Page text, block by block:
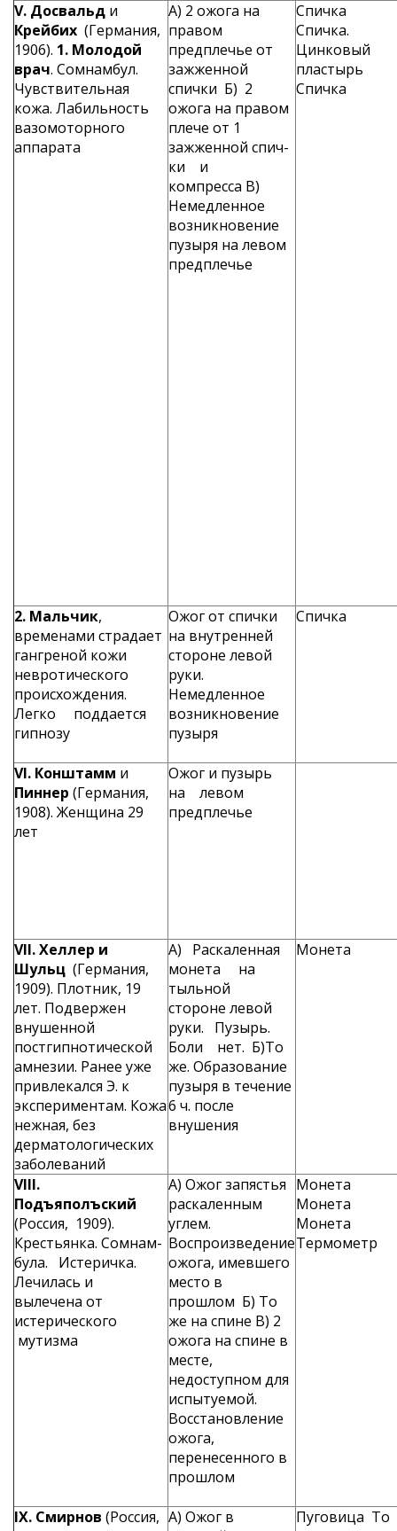
V. Досвальд и
Крейбих (Германия,
1906). 1. Молодой
врач. Сомнамбул.
Чувствительная
кожа. Лабильность
вазомоторного
аппарата
A) 2 ожога на
правом
предплечье от
заж­женной
спички Б) 2
ожога на правом
плече от 1
зажженной спич­
ки и
компресса B)
Немедлен­ное
возникнове­ние
пузыря на ле­вом
предплечье
Спичка
Спичка.
Цинковый
пластырь
Спичка
2. Мальчик,
временами страдает
гангреной кожи
невротического
происхождения.
Легко под­дается
гипнозу
Ожог от спички
на внутренней
стороне левой
руки.
Немедленное
возникновение
пузыря
Спичка
VI. Конштамм и
Пиннер (Германия,
1908). Женщина 29
лет
Ожог и пузырь
на левом
предплечье
VII. Хеллер и
Шульц (Германия,
1909). Плотник, 19
лет. Под­вержен
внушенной
постгипнотической
амнезии. Ранее уже
привлекался Э. к
экспериментам. Кожа
нежная, без
дерматологических
заболева­ний
А) Раскален­ная
монета на
тыльной
стороне левой
руки. Пу­зырь.
Боли нет. Б)То
же. Об­разование
пузыря в течение
6 ч. после
внушения
Монета
VIII.
Подъяполъский
(Россия, 1909).
Крестьянка. Сомнам­
була. Истеричка.
Лечи­лась и
вылечена от
истерического
мутизма
A) Ожог запястья
раскален­ным
углем.
Воспроизведение
ожо­га, имевшего
мес­то в
прошлом Б) То
же на спине B) 2
ожога на спине в
месте,
недоступном для
испытуемой.
Восстановление
ожо­га,
перенесенного в
прошлом
Монета
Монета
Монета
Термометр
IX. Смирнов (Россия, А) Ожог в
Пуговица То